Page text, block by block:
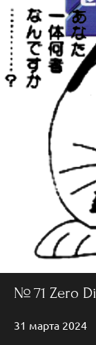
№ 71 Zero
31 марта 2024